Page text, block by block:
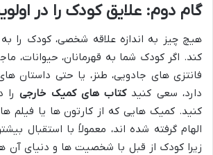
گام دوم: علایق کودک را در
هیچ چیز به اندازه علاقه شخصی، کودک را
کند. اگر کودک شما به قهرمانان، حیوانات،
فانتزی های جادویی، طنز، یا حتی داستان های
دارد، سعی کنیدکتاب های کمیک خارجیرا
کنید. کمیک هایی که از کارتون ها یا فیلم
الهام گرفته شده اند، معمولاً با استقبال
زیرا کودک از قبل با شخصیت ها و دنیای آن